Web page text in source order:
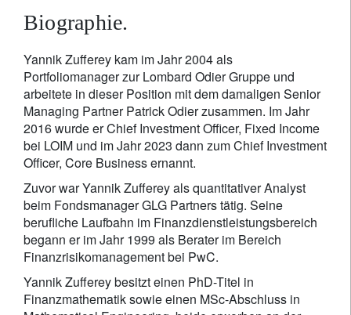
Biographie.
Yannik Zufferey kam im Jahr 2004 als
Portfoliomanager zur Lombard Odier Gruppe und
arbeitete in dieser Position mit dem damaligen Senior
Managing Partner Patrick Odier zusammen. Im Jahr
2016 wurde er Chief Investment Officer, Fixed Income
bei LOIM und im Jahr 2023 dann zum Chief Investment
Officer, Core Business ernannt.
Zuvor war Yannik Zufferey als quantitativer Analyst
beim Fondsmanager GLG Partners tätig. Seine
berufliche Laufbahn im Finanzdienstleistungsbereich
begann er im Jahr 1999 als Berater im Bereich
Finanzrisikomanagement bei PwC.
Yannik Zufferey besitzt einen PhD-Titel in
Finanzmathematik sowie einen MSc-Abschluss in